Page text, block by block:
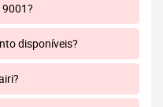
disponíveis?